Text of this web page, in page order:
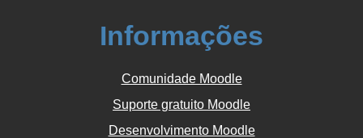
Informações
Comunidade Moodle
Suporte gratuito Moodle
Desenvolvimento Moodle